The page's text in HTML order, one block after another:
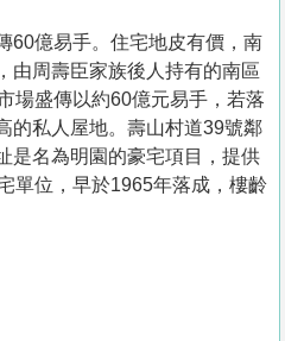
60億易手。住宅地皮有價，南
由周壽臣家族後人持有的南區
場盛傳以約60億元易手，若落
的私人屋地。壽山村道39號鄰
是名為明園的豪宅項目，提供
單位，早於1965年落成，樓齡